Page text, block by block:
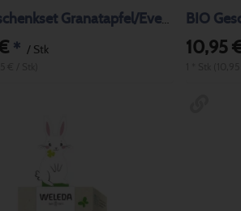
* / Stk
BIO
10,95